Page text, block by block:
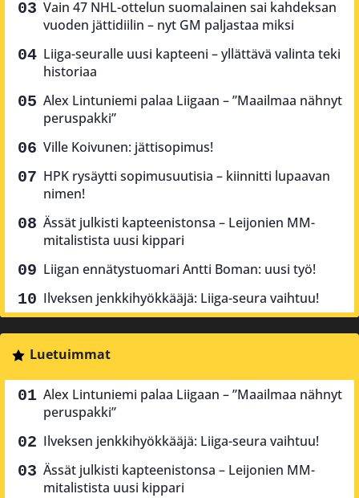
Vain 47 NHL-ottelun suomalainen sai kahdeksan
vuoden jättidiilin – nyt GM paljastaa miksi
Liiga-seuralle uusi kapteeni – yllättävä valinta teki
historiaa
Alex Lintuniemi palaa Liigaan – ”Maailmaa nähnyt
peruspakki”
Ville Koivunen: jättisopimus!
HPK rysäytti sopimusuutisia – kiinnitti lupaavan
nimen!
Ässät julkisti kapteenistonsa – Leijonien MM-
mitalistista uusi kippari
Liigan ennätystuomari Antti Boman: uusi työ!
Ilveksen jenkkihyökkääjä: Liiga-seura vaihtuu!
Luetuimmat
Alex Lintuniemi palaa Liigaan – ”Maailmaa nähnyt
peruspakki”
Ilveksen jenkkihyökkääjä: Liiga-seura vaihtuu!
Ässät julkisti kapteenistonsa – Leijonien MM-
mitalistista uusi kippari